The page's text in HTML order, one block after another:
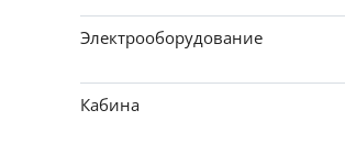
Электрооборудование
Кабина